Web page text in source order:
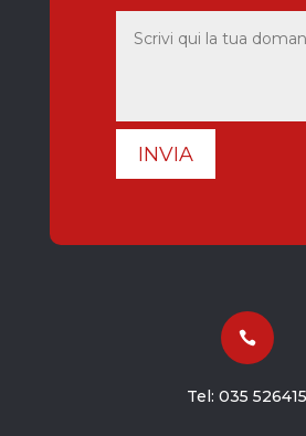
INVIA

Tel:035 526415